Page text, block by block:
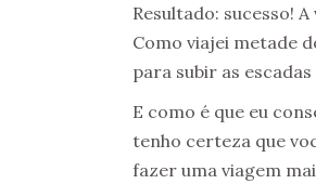
Resultado: sucesso!
Como viajei metade
para subir as
E como é que eu
tenho certeza que
fazer uma viagem